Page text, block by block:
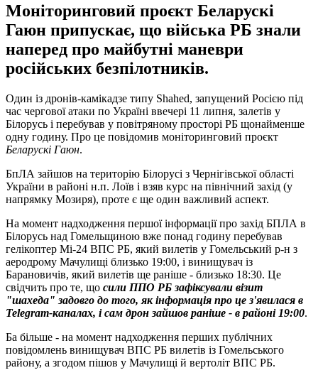
Моніторинговий проєкт Беларускі
Гаюн припускає, що війська РБ знали
наперед про майбутні маневри
російських безпілотників.
Один із дронів-камікадзе типу Shahed, запущений Росією під
час чергової атаки по Україні ввечері 11 липня, залетів у
Білорусь і перебував у повітряному просторі РБ щонайменше
одну годину. Про це повідомив моніторинговий проєкт
Беларускі Гаюн.
БпЛА зайшов на територію Білорусі з Чернігівської області
України в районі н.п. Лоїв і взяв курс на північний захід (у
напрямку Мозиря), проте є ще один важливий аспект.
На момент надходження першої інформації про захід БПЛА в
Білорусь над Гомельщиною вже понад годину перебував
гелікоптер Мі-24 ВПС РБ, який вилетів у Гомельський р-н з
аеродрому Мачулищі близько 19:00, і винищувач із
Барановичів, який вилетів ще раніше - близько 18:30. Це
свідчить про те, що сили ППО РБ зафіксували візит
"шахеда" задовго до того, як інформація про це з'явилася в
Telegram-каналах, і сам дрон зайшов раніше - в районі 19:00.
Ба більше - на момент надходження перших публічних
повідомлень винищувач ВПС РБ вилетів із Гомельського
району, а згодом пішов у Мачулищі й вертоліт ВПС РБ.